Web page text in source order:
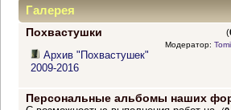
Галерея
Похвастушки (
Архив "Похвастушек"
2009-2016
Модератор:
Персональные альбомы наших